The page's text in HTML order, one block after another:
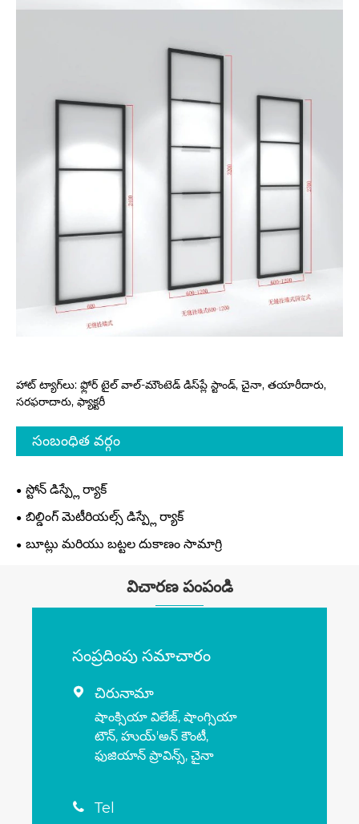
హాట్ ట్యాగ్‌లు: ఫ్లోర్ టైల్ వాల్-మౌంటెడ్ డిస్‌ప్లే స్టాండ్, చైనా, తయారీదారు,
సరఫరాదారు, ఫ్యాక్టరీ
సంబంధిత వర్గం
స్టోన్ డిస్ప్లే ర్యాక్
బిల్డింగ్ మెటీరియల్స్ డిస్ప్లే ర్యాక్
బూట్లు మరియు బట్టల దుకాణం సామాగ్రి
విచారణ పంపండి
సంప్రదింపు సమాచారం
 చిరునామా
షాంక్సియా విలేజ్, షాంగ్సియా
టౌన్, హుయ్'అన్ కౌంటీ,
ఫుజియాన్ ప్రావిన్స్, చైనా
 Tel